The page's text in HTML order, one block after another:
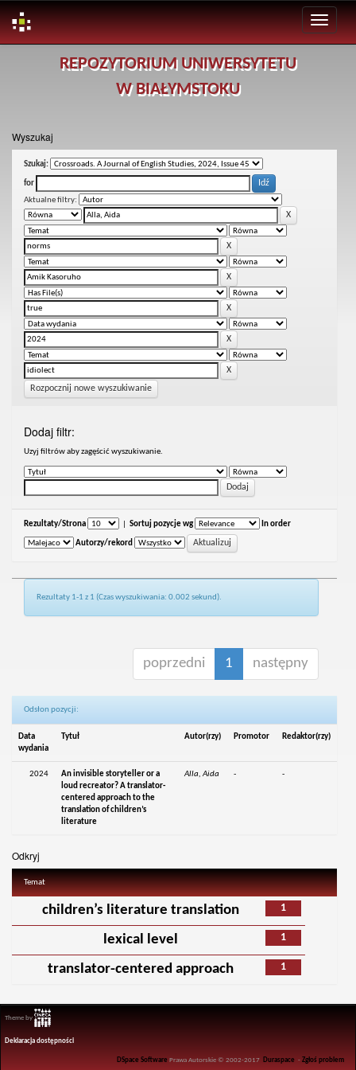
REPOZYTORIUM UNIWERSYTETU
W BIAŁYMSTOKU
Wyszukaj
Szukaj:
for
Aktualne filtry:
Rozpocznij nowe wyszukiwanie
Dodaj filtr:
Uzyj filtrów aby zagęścić wyszukiwanie.
Rezultaty/Strona Sortuj pozycje wg In order
Autorzy/rekord
Rezultaty 1-1 z 1 (Czas wyszukiwania: 0.002 sekund).
poprzedni 1 następny
Odsłon pozycji:
Data
wydania
Tytuł Autor(rzy) Promotor Redaktor(rzy)
2024
An invisible storyteller or a
loud recreator? A translator-
centered approach to the
translation of children’s
literature
Alla, Aida - -
Odkryj
Temat
1
children’s literature translation
1
lexical level
1
translator-centered approach
Theme by
Deklaracja dostępności
DSpace Software Prawa Autorskie © 2002-2017 Duraspace -Zgłoś problem